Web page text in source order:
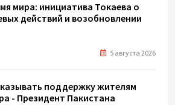
мира: инициатива Токаева о
действий и возобновлении
5 августа 2026
поддержку жителям
- Президент Пакистана